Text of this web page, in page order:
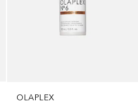
OLAPLEX